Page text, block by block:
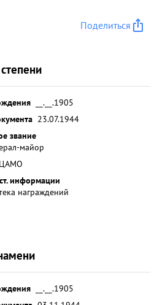
Поделиться
__.__.1905
23.07.1944
звание
майор
ЦАМО
информации
награждений
__.__.1905